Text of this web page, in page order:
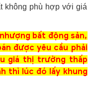
không phù hợp với giá
bất động sản,
được yêu cầu phải
giá thị trường thấp
thì lúc đó lấy khung